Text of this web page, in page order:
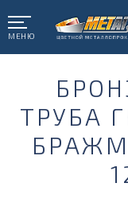
МЕНЮ
ТРУБА